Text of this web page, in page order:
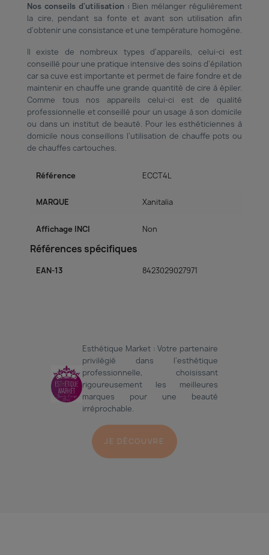
Nos conseils d'utilisation : Bien mélanger régulièrement
la cire, pendant sa fonte et avant son utilisation afin
d'obtenir une consistance et une température homogène.
Il existe de nombreux types d'appareils, celui-ci est
conseillé pour une pratique intensive des soins d'épilation
car sa cuve est importante et permet de faire fondre et de
maintenir en chauffe une grande quantité de cire à épiler.
Comme tous nos appareils celui-ci est de qualité
professionnelle et conseillé pour un usage à son domicile
ou dans un institut de beauté. Pour les esthéticiennes à
domicile nous conseillons l'utilisation de chauffe pots ou
de chauffes cartouches.
Référence ECCT4L
MARQUE Xanitalia
Affichage INCI Non
Références spécifiques
EAN-13 8423029027971
Esthétique Market : Votre partenaire
privilégié dans l'esthétique
professionnelle, choisissant
rigoureusement les meilleures
marques pour une beauté
irréprochable.
JE DÉCOUVRE